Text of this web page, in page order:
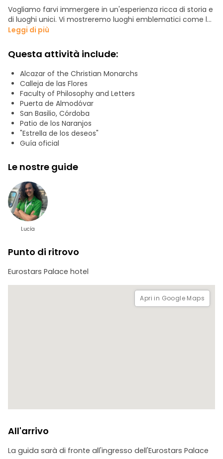
Vogliamo farvi immergere in un'esperienza ricca di storia e
di luoghi unici. Vi mostreremo luoghi emblematici come la
Plaza de la Corredera, il Patio de Los Naranjos della
innumerevoli altri luoghi. Se volete vivere un'esperienza
diversa, prenotate subito il nostro TOUR GRATUITO:
Passeggiata a Córdoba.
PERCORSO:
-Piazza Tendillas
-Via dei Fiori
-Moschea-Cattedrale (dall'esterno)
-Quartiere ebraico
-Alcázar de los Reyes Cristianos (dall'esterno)
- Piazza San Basilio
Leggi di più
Questa attività include:
Alcazar of the Christian Monarchs
Calleja de las Flores
Faculty of Philosophy and Letters
Puerta de Almodóvar
San Basilio, Córdoba
Patio de los Naranjos
"Estrella de los deseos"
Guía oficial
Le nostre guide
Lucía
Punto di ritrovo
Eurostars Palace hotel
Apri in Google Maps
All'arrivo
La guida sarà di fronte all'ingresso dell'Eurostars Palace